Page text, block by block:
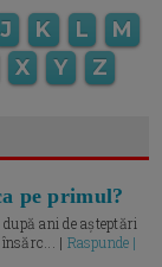
J K L
M
X Y Z
pe primul?
ani de așteptări
| Raspunde |